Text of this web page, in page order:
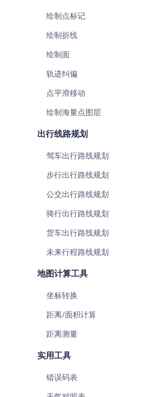
绘制点标记
绘制折线
绘制面
轨迹纠偏
点平滑移动
绘制海量点图层
出行线路规划
驾车出行路线规划
步行出行路线规划
公交出行路线规划
骑行出行路线规划
货车出行路线规划
未来行程路线规划
地图计算工具
坐标转换
距离/面积计算
距离测量
实用工具
错误码表